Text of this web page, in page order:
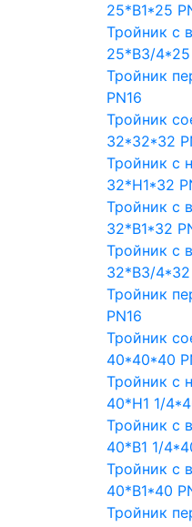
25*В1*25
Тройник с
25*В3/4*25
Тройник
PN16
Тройник
32*32*32
Тройник с
32*Н1*32
Тройник с
32*В1*32
Тройник с
32*В3/4*32
Тройник
PN16
Тройник
40*40*40
Тройник с
40*Н1 1/
Тройник с
40*В1 1/
Тройник с
40*В1*40
Тройник